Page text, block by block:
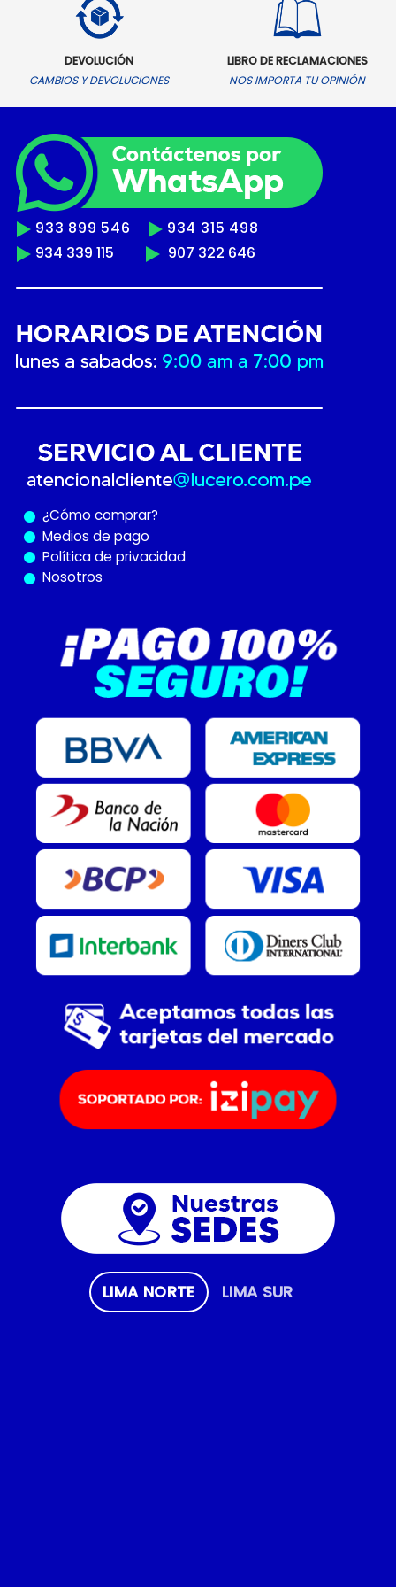
DEVOLUCIÓN
CAMBIOS Y DEVOLUCIONES
LIBRO DE RECLAMACIONES
NOS IMPORTA TU OPINIÓN
933 899 546
934 315 498
934 339 115
907 322 646
¿Cómo comprar?
Medios de pago
Política de privacidad
Nosotros
LIMA NORTE LIMA SUR